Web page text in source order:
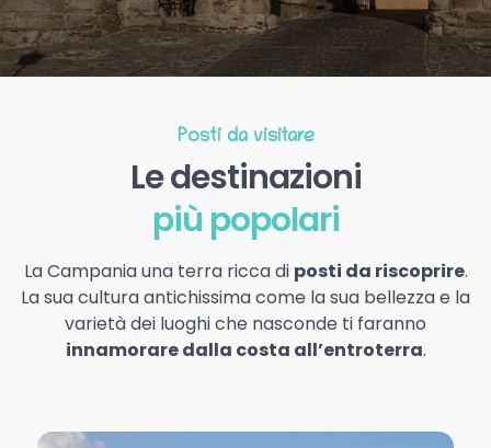
Posti da visitare
Le destinazioni
più popolari
La Campania una terra ricca di posti da riscoprire.
La sua cultura antichissima come la sua bellezza e la
varietà dei luoghi che nasconde ti faranno
innamorare dalla costa all’entroterra.